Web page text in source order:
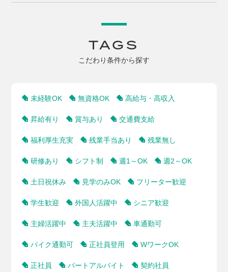
TAGS
こだわり条件から探す
未経験OK 無資格OK 高給与・高収入
昇給有り 賞与あり 交通費支給
福利厚生充実 残業手当あり 残業無し
研修あり シフト制 週1～OK 週2～OK
土日祝休み 見学のみOK フリーター歓迎
学生歓迎 外国人活躍中 シニア歓迎
主婦活躍中 主夫活躍中 車通勤可
バイク通勤可 正社員登用 WワークOK
正社員 パートアルバイト 契約社員